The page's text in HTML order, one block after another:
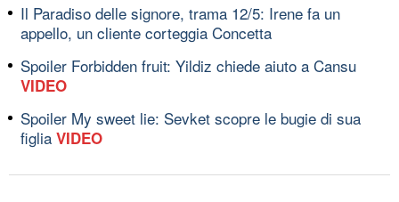
Il Paradiso delle signore, trama 12/5: Irene fa un
appello, un cliente corteggia Concetta
Spoiler Forbidden fruit: Yildiz chiede aiuto a Cansu
VIDEO
Spoiler My sweet lie: Sevket scopre le bugie di sua
figlia VIDEO